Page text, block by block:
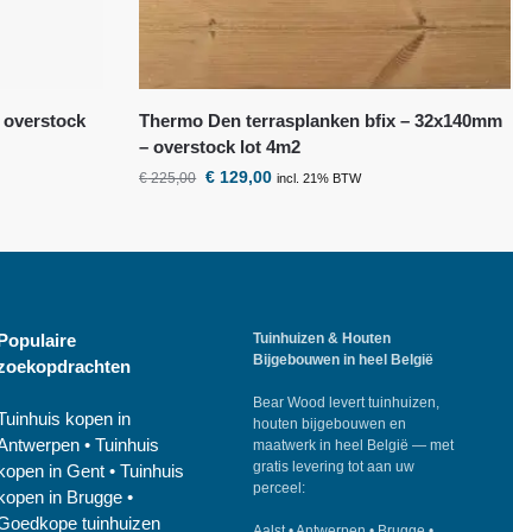
overstock
Thermo Den terrasplanken bfix – 32x140mm
– overstock lot 4m2
€225,00 € 129,00 incl. 21% BTW
kopen in
• Tuinhuis
in Gent• Tuinhuis
in Brugge•
tuinhuizen
Tuinhuizen & Houten
Bijgebouwen in heel België
Bear Wood levert tuinhuizen,
houten bijgebouwen en
maatwerk in heel België — met
gratis levering tot aan uw
perceel: